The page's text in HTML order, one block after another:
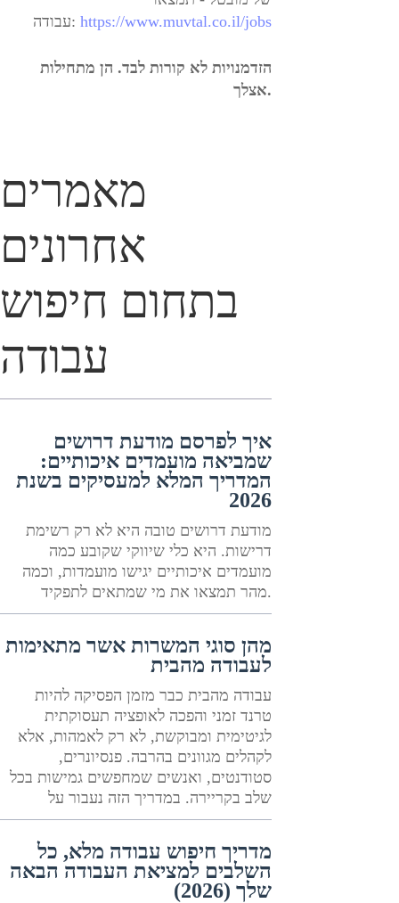
עבודה: https://www.muvtal.co.il/jobs
הזדמנויות לא קורות לבד. הן מתחילות
אצלך.
מאמרים
אחרונים
בתחום חיפוש
עבודה
איך לפרסם מודעת דרושים
שמביאה מועמדים איכותיים:
המדריך המלא למעסיקים בשנת
2026
מודעת דרושים טובה היא לא רק רשימת
דרישות. היא כלי שיווקי שקובע כמה
מועמדים איכותיים יגישו מועמדות, וכמה
מהר תמצאו את מי שמתאים לתפקיד.
מהן סוגי המשרות אשר מתאימות
לעבודה מהבית
עבודה מהבית כבר מזמן הפסיקה להיות
טרנד זמני והפכה לאופציה תעסוקתית
לגיטימית ומבוקשת, לא רק לאמהות, אלא
לקהלים מגוונים בהרבה. פנסיונרים,
סטודנטים, ואנשים שמחפשים גמישות בכל
שלב בקריירה. במדריך הזה נעבור על
מדריך חיפוש עבודה מלא, כל
השלבים למציאת העבודה הבאה
שלך (2026)